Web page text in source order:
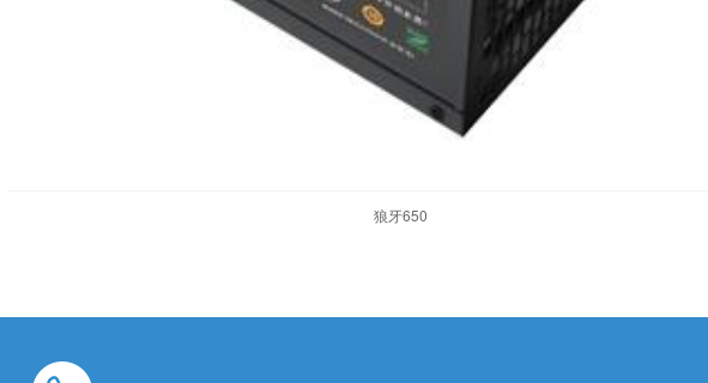
狼牙650